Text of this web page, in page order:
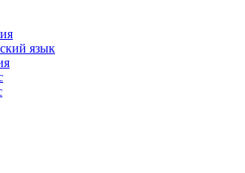
язык